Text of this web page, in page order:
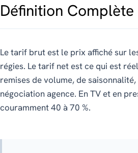
Définition Complète
Le tarif brut est le prix affiché sur
régies. Le tarif net est ce qui est
remises de volume, de
négociation agence. En TV et en
couramment 40 à 70 %.